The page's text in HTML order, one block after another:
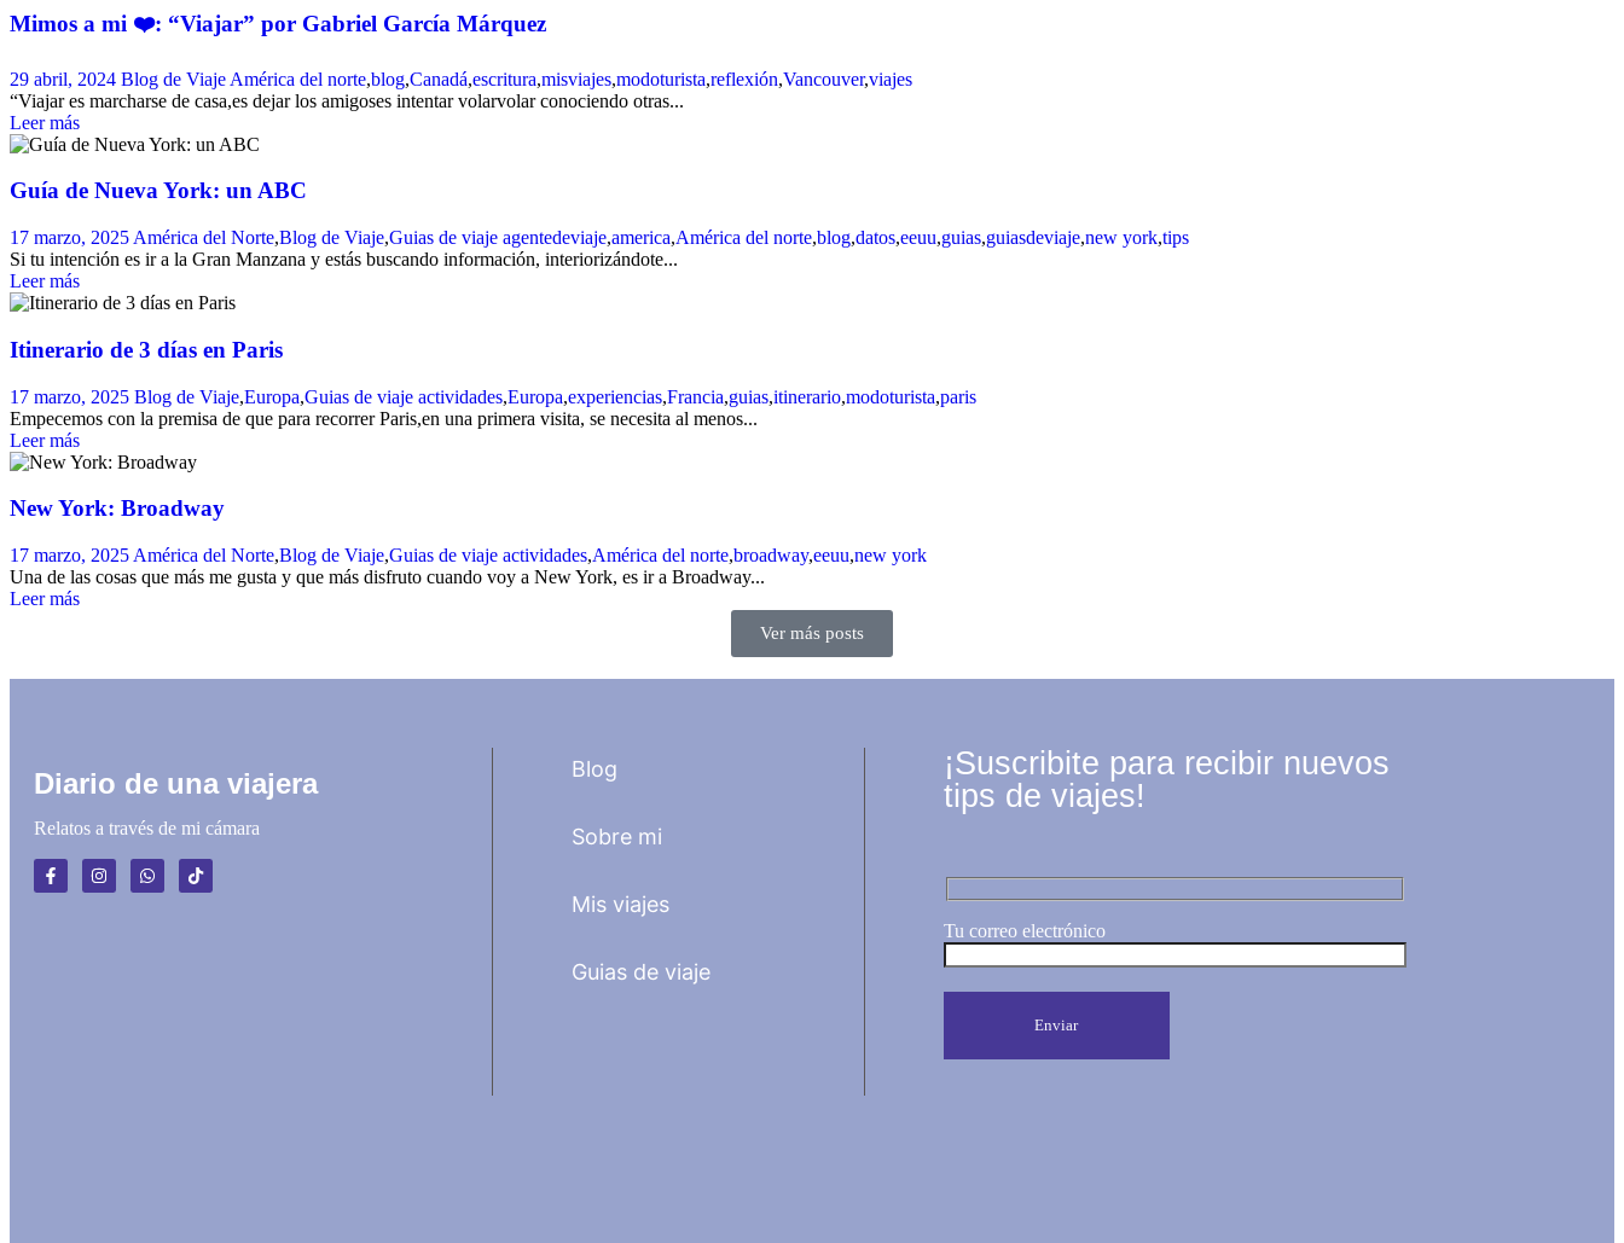
Mimos a mi ❤️: “Viajar” por Gabriel García Márquez
29 abril, 2024 Blog de Viaje América del norte,blog,Canadá,escritura,misviajes,modoturista,reflexión,Vancouver,viajes
“Viajar es marcharse de casa,es dejar los amigoses intentar volarvolar conociendo otras...
Leer más
Guía de Nueva York: un ABC
17 marzo, 2025 América del Norte,Blog de Viaje,Guias de viaje agentedeviaje,america,América del norte,blog,datos,eeuu,guias,guiasdeviaje,new york,tips
Si tu intención es ir a la Gran Manzana y estás buscando información, interiorizándote...
Leer más
Itinerario de 3 días en Paris
17 marzo, 2025 Blog de Viaje,Europa,Guias de viaje actividades,Europa,experiencias,Francia,guias,itinerario,modoturista,paris
Empecemos con la premisa de que para recorrer Paris,en una primera visita, se necesita al menos...
Leer más
New York: Broadway
17 marzo, 2025 América del Norte,Blog de Viaje,Guias de viaje actividades,América del norte,broadway,eeuu,new york
Una de las cosas que más me gusta y que más disfruto cuando voy a New York, es ir a Broadway...
Leer más
Ver más posts
Diario de una viajera
Relatos a través de mi cámara
Blog
Sobre mi
Mis viajes
Guias de viaje
¡Suscribite para recibir nuevos
tips de viajes!
Tu correo electrónico